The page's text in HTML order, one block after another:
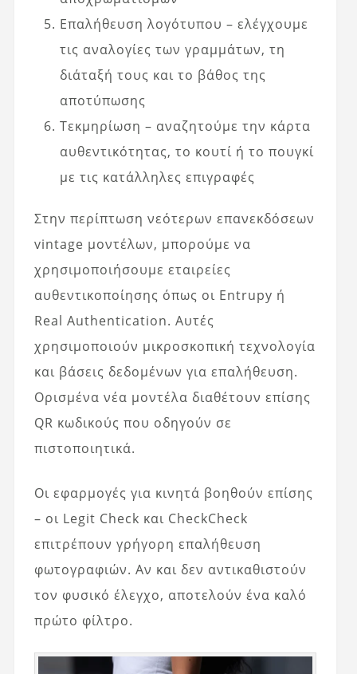
Επαλήθευση λογότυπου – ελέγχουμε
τις αναλογίες των γραμμάτων, τη
διάταξή τους και το βάθος της
αποτύπωσης
Τεκμηρίωση – αναζητούμε την κάρτα
αυθεντικότητας, το κουτί ή το πουγκί
με τις κατάλληλες επιγραφές
Στην περίπτωση νεότερων επανεκδόσεων
vintage μοντέλων, μπορούμε να
χρησιμοποιήσουμε εταιρείες
αυθεντικοποίησης όπως οι Entrupy ή
Real Authentication. Αυτές
χρησιμοποιούν μικροσκοπική τεχνολογία
και βάσεις δεδομένων για επαλήθευση.
Ορισμένα νέα μοντέλα διαθέτουν επίσης
QR κωδικούς που οδηγούν σε
πιστοποιητικά.
Οι εφαρμογές για κινητά βοηθούν επίσης
– οι Legit Check και CheckCheck
επιτρέπουν γρήγορη επαλήθευση
φωτογραφιών. Αν και δεν αντικαθιστούν
τον φυσικό έλεγχο, αποτελούν ένα καλό
πρώτο φίλτρο.